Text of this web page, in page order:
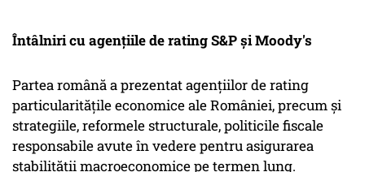
Întâlniri cu agențiile de rating S&P și Moody's
Partea română a prezentat agențiilor de rating
particularitățile economice ale României, precum și
strategiile, reformele structurale, politicile fiscale
responsabile avute în vedere pentru asigurarea
stabilității macroeconomice pe termen lung.